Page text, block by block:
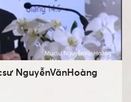
NguyễnVănHoàng